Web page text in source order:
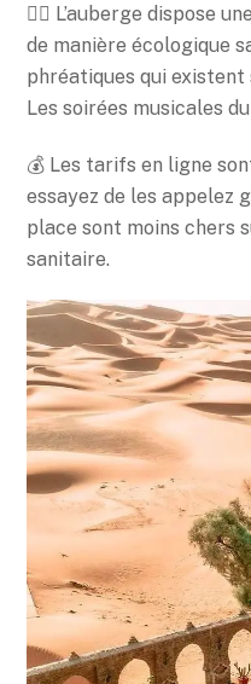
🏊‍♀️ L’auberge dispose
de manière écologique
phréatiques qui existent
Les soirées musicales
💰 Les tarifs en ligne
essayez de les appelez
place sont moins chers
sanitaire.